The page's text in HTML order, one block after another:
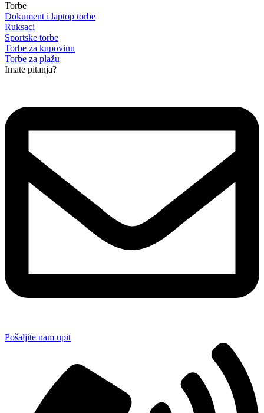
Torbe
Dokument i laptop torbe
Ruksaci
Sportske torbe
Torbe za kupovinu
Torbe za plažu
Imate pitanja?
Pošaljite nam upit